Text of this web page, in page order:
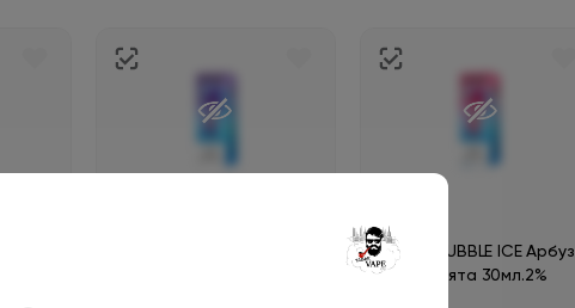
INFLAVE BUBBLE ICE Арбуз
малина мята 30мл.2%